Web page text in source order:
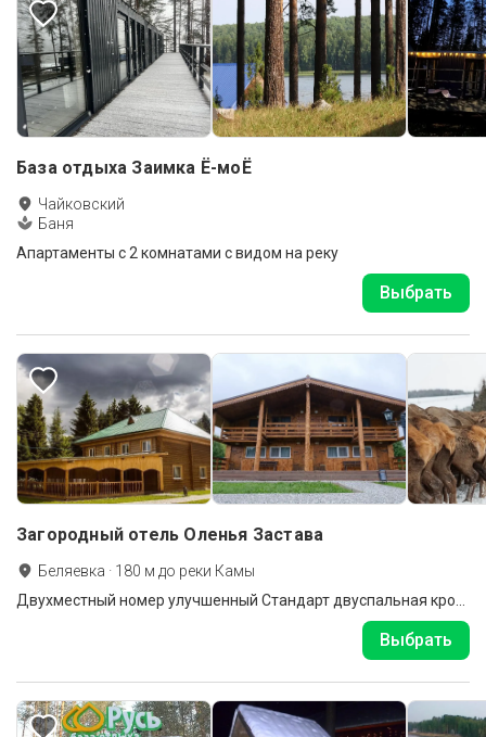
База отдыха Заимка Ё-моЁ
Чайковский
Баня
Апартаменты с 2 комнатами с видом на реку
Выбрать
Загородный отель Оленья Застава
Беляевка · 180 м до реки Камы
Выбрать